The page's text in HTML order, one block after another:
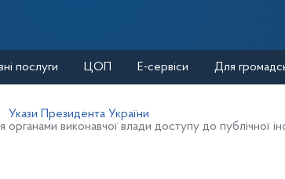
послуги ЦОП Е-сервіси Для
Укази Президента України
виконавчої влади доступу до публічної